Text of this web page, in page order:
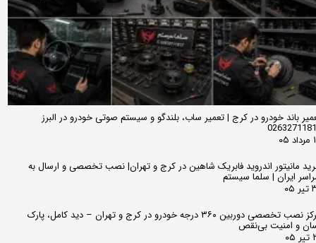
باند خودرو در کرج | تعمیر ساب، بلندگو و سیستم صوتی خودرو در البرز
مانیتور اندروید فابریک شاهین در کرج و تهران| نصب تخصصی و ارسال به
ایران | سلما سیستم
مرکز نصب تخصصی دوربین ۳۶۰ درجه خودرو در کرج و تهران – دید کامل، پارک
و امنیت بی‌نقص